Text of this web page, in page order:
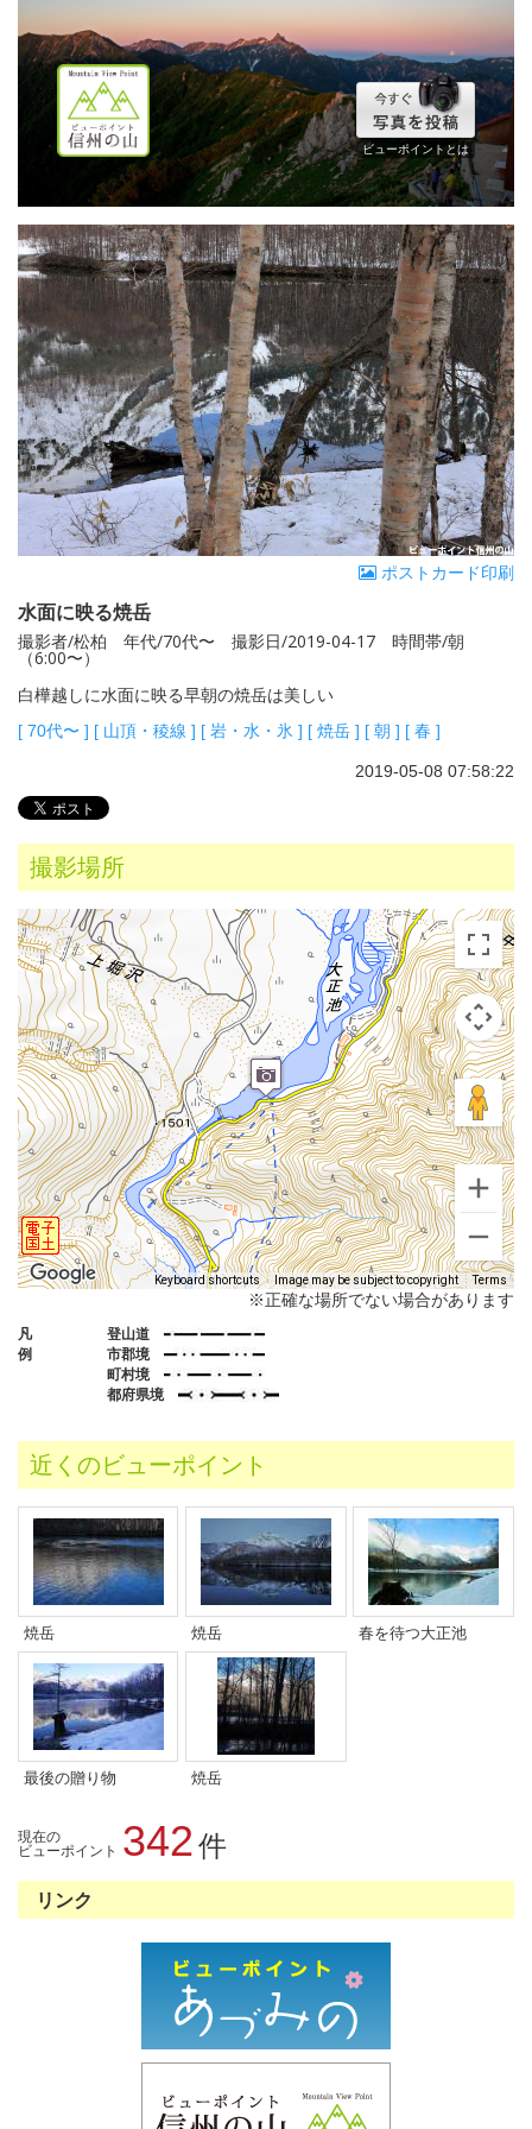
ビューポイントとは
ポストカード印刷
水面に映る焼岳
撮影者/松柏 年代/70代〜 撮影日/2019-04-17 時間帯/朝
（6:00〜）
白樺越しに水面に映る早朝の焼岳は美しい
[ 70代〜 ] [ 山頂・稜線 ] [ 岩・水・氷 ] [ 焼岳 ] [ 朝 ] [ 春 ]
2019-05-08 07:58:22
撮影場所
Keyboard shortcuts Image may be subject to copyright Terms
※正確な場所でない場合があります
凡
例
登山道
市郡境
町村境
都府県境
近くのビューポイント
焼岳 焼岳 春を待つ大正池
最後の贈り物 焼岳
現在の
ビューポイント 342件
リンク